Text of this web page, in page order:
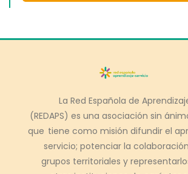
La Red Española de
(REDAPS) es una asociación sin
que tiene como misión difundir el
servicio; potenciar la
grupos territoriales y